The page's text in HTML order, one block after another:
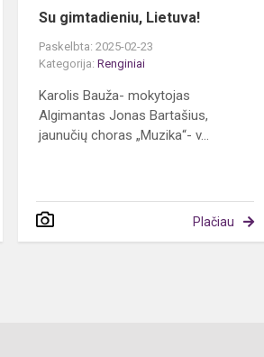
Su gimtadieniu, Lietuva!
Paskelbta: 2025-02-23
Kategorija:Renginiai
Karolis Bauža- mokytojas
Algimantas Jonas Bartašius,
jaunučių choras „Muzika“- v...
Plačiau